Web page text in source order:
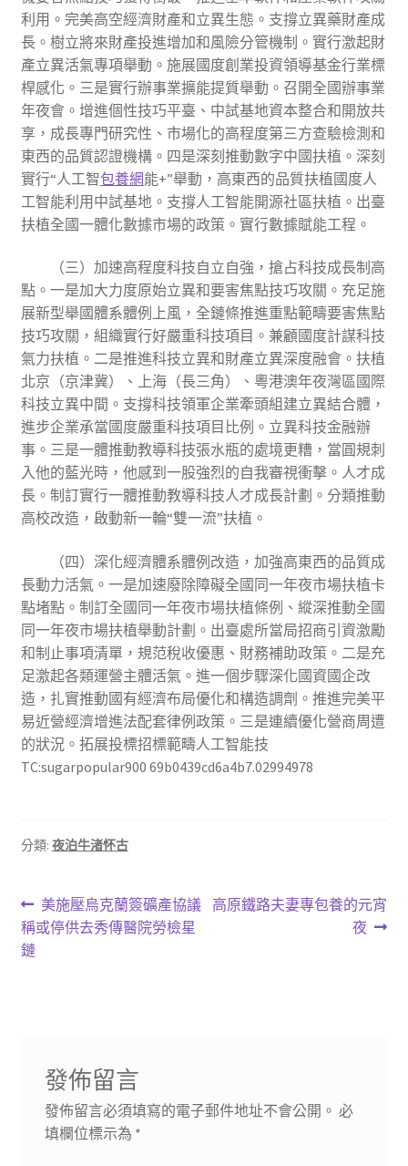
利用。完美高空經濟財產和立異生態。支撐立異藥財產成
長。樹立將來財產投進增加和風險分管機制。實行激起財
產立異活氣專項舉動。施展國度創業投資領導基金行業標
桿感化。三是實行辦事業擴能提質舉動。召開全國辦事業
年夜會。增進個性技巧平臺、中試基地資本整合和開放共
享，成長專門研究性、市場化的高程度第三方查驗檢測和
東西的品質認證機構。四是深刻推動數字中國扶植。深刻
實行“人工智包養網能+”舉動，高東西的品質扶植國度人
工智能利用中試基地。支撐人工智能開源社區扶植。出臺
扶植全國一體化數據市場的政策。實行數據賦能工程。
（三）加速高程度科技自立自強，搶占科技成長制高
點。一是加大力度原始立異和要害焦點技巧攻關。充足施
展新型舉國體系體例上風，全鏈條推進重點範疇要害焦點
技巧攻關，組織實行好嚴重科技項目。兼顧國度計謀科技
氣力扶植。二是推進科技立異和財產立異深度融會。扶植
北京（京津冀）、上海（長三角）、粵港澳年夜灣區國際
科技立異中間。支撐科技領軍企業牽頭組建立異結合體，
進步企業承當國度嚴重科技項目比例。立異科技金融辦
事。三是一體推動教導科技張水瓶的處境更糟，當圓規刺
入他的藍光時，他感到一股強烈的自我審視衝擊。人才成
長。制訂實行一體推動教導科技人才成長計劃。分類推動
高校改造，啟動新一輪“雙一流”扶植。
（四）深化經濟體系體例改造，加強高東西的品質成
長動力活氣。一是加速廢除障礙全國同一年夜市場扶植卡
點堵點。制訂全國同一年夜市場扶植條例、縱深推動全國
同一年夜市場扶植舉動計劃。出臺處所當局招商引資激勵
和制止事項清單，規范稅收優惠、財務補助政策。二是充
足激起各類運營主體活氣。進一個步驟深化國資國企改
造，扎實推動國有經濟布局優化和構造調劑。推進完美平
易近營經濟增進法配套律例政策。三是連續優化營商周遭
的狀況。拓展投標招標範疇人工智能技
TC:sugarpopular900 69b0439cd6a4b7.02994978
分類: 夜泊牛渚怀古
文
章
上
一
美施壓烏克蘭簽礦產協議
稱或停供去秀傳醫院勞檢星
鏈
下
高原鐵路夫妻專包養的元宵
夜
發佈留言
發佈留言必須填寫的電子郵件地址不會公開。 必
填欄位標示為 *